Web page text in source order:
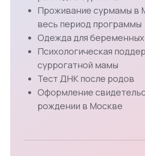
Отзывы наших клиентов
Наша команда
Информация
Статьи о суррогатном материнстве
Клиники ЭКО и репродуктологи Санкт-Петербурга
Клиники ЭКО и репродуктологи Москвы
Школа суррогатных мам
Контакты